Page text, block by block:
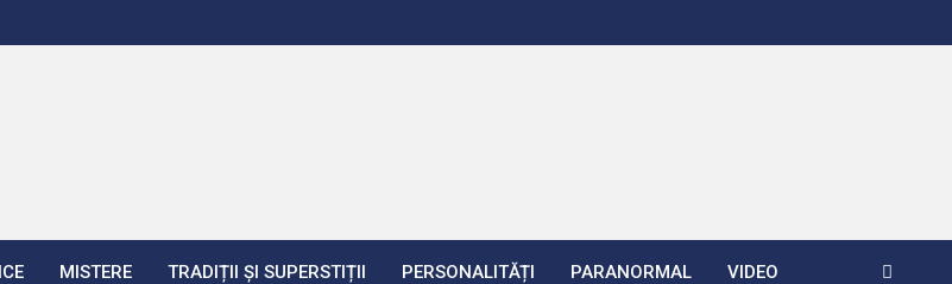
MISTERE TRADIȚII ȘI SUPERSTIȚII PERSONALITĂȚI PARANORMAL VIDEO